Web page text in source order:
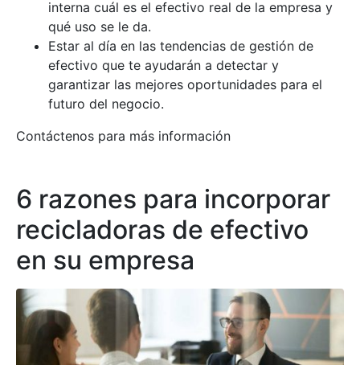
interna cuál es el efectivo real de la empresa y
qué uso se le da.
Estar al día en las tendencias de gestión de
efectivo que te ayudarán a detectar y
garantizar las mejores oportunidades para el
futuro del negocio.
Contáctenos para más información
6 razones para incorporar
recicladoras de efectivo
en su empresa